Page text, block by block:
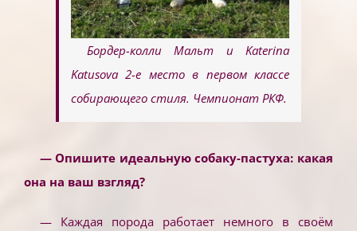
Бордер-колли Мальт и Katerina
Katusova 2-е место в первом классе
собирающего стиля. Чемпионат РКФ.
— Опишите идеальную собаку-пастуха: какая
она на ваш взгляд?
— Каждая порода работает немного в своём